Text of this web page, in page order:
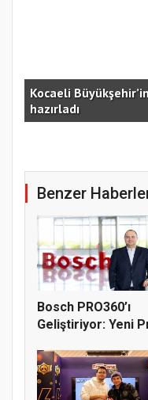
Kocaeli
hazırladı
Benzer
Bosch PRO360’ı
Geliştiriyor: Yeni